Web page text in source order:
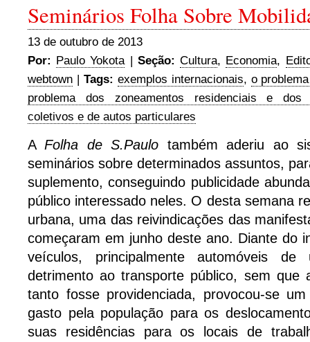
Seminários Folha Sobre
13 de outubro de 2013
Por: Paulo Yokota| Seção: Cultura, Economia,
webtown | Tags: exemplos internacionais, o
problema dos zoneamentos residenciais e dos
coletivos e de autos particulares
AFolha de S.Paulo também aderiu ao
seminários sobre determinados assuntos,
suplemento, conseguindo publicidade
público interessado neles. O desta semana
urbana, uma das reivindicações das
começaram em junho deste ano. Diante do
veículos, principalmente automóveis
detrimento ao transporte público, sem que
tanto fosse providenciada, provocou-se
gasto pela população para os
suas residências para os locais de